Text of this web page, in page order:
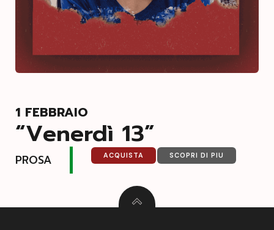
1 FEBBRAIO
“Venerdì 13”
PROSA ACQUISTA SCOPRI DI PIU